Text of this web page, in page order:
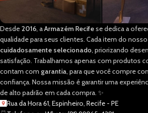
Desde 2016, aArmazém Recifese dedica a
qualidade para seus clientes. Cada item do
cuidadosamente selecionado, priorizando
satisfação. Trabalhamos apenas com produtos
contam com garantia, para que você compre
confiança. Nossa missão é garantir uma
de alto padrão em cada compra. ✨
Rua da Hora 61, Espinheiro, Recife - PE